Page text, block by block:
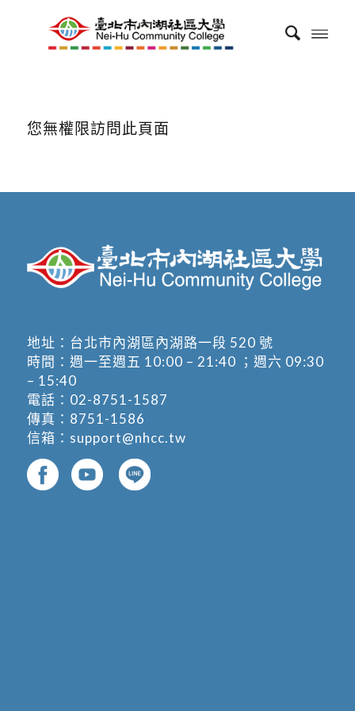
您無權限訪問此頁面
地址： 台北市內湖區內湖路一段 520 號
時間：週一至週五 10:00 – 21:40 ；週六 09:30
– 15:40
電話： 02-8751-1587
傳真：8751-1586
信箱： support@nhcc.tw